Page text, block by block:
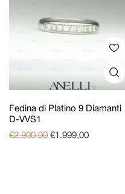
Fedina di Platino 9 Diamanti
D-VVS1
€2.900,00 €1.999,00